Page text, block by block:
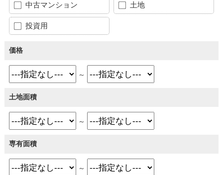
中古マンション 土地
投資用
価格
～
土地面積
～
専有面積
～